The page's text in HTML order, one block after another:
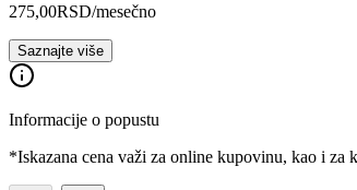
275,00RSD/mesečno
Saznajte više
Informacije o popustu
*Iskazana cena važi za online kupovinu, kao i za